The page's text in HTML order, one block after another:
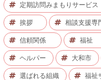
定期訪問みまもりサービス
挨拶 相談支援専
信頼関係 福祉
ヘルパー 大和市
選ばれる組織 福祉